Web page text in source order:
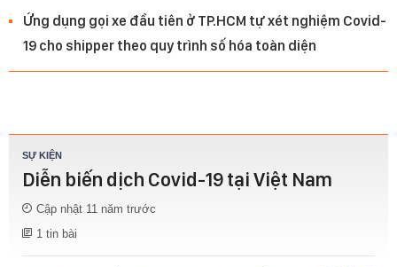
Ứng dụng gọi xe đầu tiên ở TP.HCM tự xét nghiệm Covid-
19 cho shipper theo quy trình số hóa toàn diện
SỰ KIỆN
Diễn biến dịch Covid-19 tại Việt Nam
Cập nhật 11 năm trước
1 tin bài